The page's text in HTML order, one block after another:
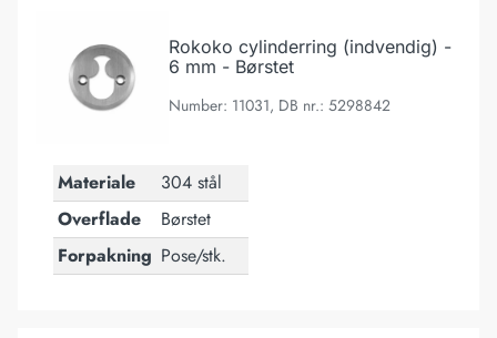
Rokoko cylinderring (indvendig) -
6 mm - Børstet
Number: 11031, DB nr.: 5298842
Materiale
304 stål
Overflade
Børstet
Forpakning Pose/stk.